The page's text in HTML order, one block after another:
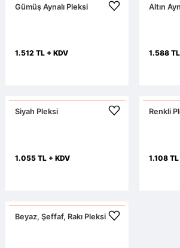
Gümüş Aynalı Pleksi
1.512 TL + KDV
Altın
1.588
Siyah Pleksi
1.055 TL + KDV
Renkli
1.108
Beyaz, Şeffaf, Rakı Pleksi